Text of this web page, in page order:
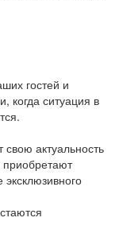
гостей и
когда ситуация в
актуальность